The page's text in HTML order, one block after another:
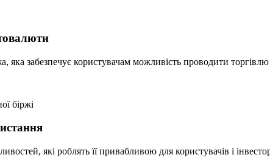
яка забезпечує користувачам можливість проводити
біржі
які роблять її привабливою для користувачів і